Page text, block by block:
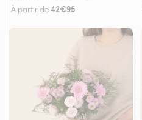
À partir de42€95